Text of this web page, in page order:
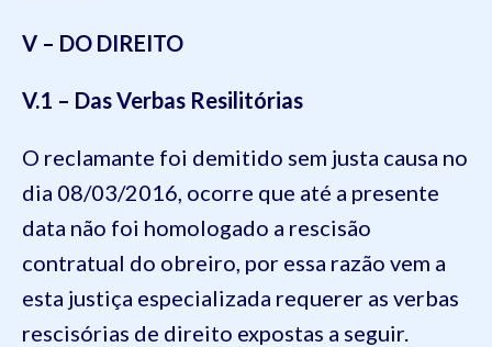
V – DO DIREITO
V.1 – Das Verbas Resilitórias
O reclamante foi demitido sem justa causa no
dia 08/03/2016, ocorre que até a presente
data não foi homologado a rescisão
contratual do obreiro, por essa razão vem a
esta justiça especializada requerer as verbas
rescisórias de direito expostas a seguir.